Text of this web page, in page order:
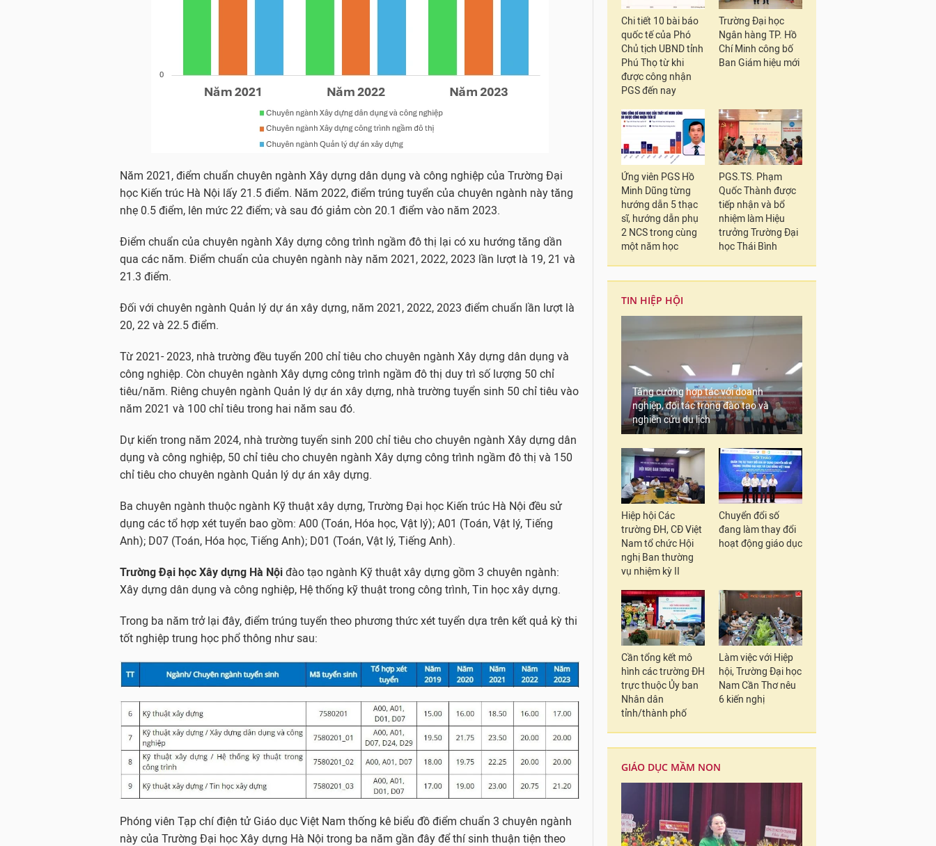
Năm 2021, điểm chuẩn chuyên ngành Xây dựng dân dụng và công nghiệp của Trường Đại
học Kiến trúc Hà Nội lấy 21.5 điểm. Năm 2022, điểm trúng tuyển của chuyên ngành này tăng
nhẹ 0.5 điểm, lên mức 22 điểm; và sau đó giảm còn 20.1 điểm vào năm 2023.
Điểm chuẩn của chuyên ngành Xây dựng công trình ngầm đô thị lại có xu hướng tăng dần
qua các năm. Điểm chuẩn của chuyên ngành này năm 2021, 2022, 2023 lần lượt là 19, 21 và
21.3 điểm.
Đối với chuyên ngành Quản lý dự án xây dựng, năm 2021, 2022, 2023 điểm chuẩn lần lượt là
20, 22 và 22.5 điểm.
Từ 2021- 2023, nhà trường đều tuyển 200 chỉ tiêu cho chuyên ngành Xây dựng dân dụng và
công nghiệp. Còn chuyên ngành Xây dựng công trình ngầm đô thị duy trì số lượng 50 chỉ
tiêu/năm. Riêng chuyên ngành Quản lý dự án xây dựng, nhà trường tuyển sinh 50 chỉ tiêu vào
năm 2021 và 100 chỉ tiêu trong hai năm sau đó.
Dự kiến trong năm 2024, nhà trường tuyển sinh 200 chỉ tiêu cho chuyên ngành Xây dựng dân
dụng và công nghiệp, 50 chỉ tiêu cho chuyên ngành Xây dựng công trình ngầm đô thị và 150
chỉ tiêu cho chuyên ngành Quản lý dự án xây dựng.
Ba chuyên ngành thuộc ngành Kỹ thuật xây dựng, Trường Đại học Kiến trúc Hà Nội đều sử
dụng các tổ hợp xét tuyển bao gồm: A00 (Toán, Hóa học, Vật lý); A01 (Toán, Vật lý, Tiếng
Anh); D07 (Toán, Hóa học, Tiếng Anh); D01 (Toán, Vật lý, Tiếng Anh).
Trường Đại học Xây dựng Hà Nội đào tạo ngành Kỹ thuật xây dựng gồm 3 chuyên ngành:
Xây dựng dân dụng và công nghiệp, Hệ thống kỹ thuật trong công trình, Tin học xây dựng.
Trong ba năm trở lại đây, điểm trúng tuyển theo phương thức xét tuyển dựa trên kết quả kỳ thi
tốt nghiệp trung học phổ thông như sau:
Phóng viên Tạp chí điện tử Giáo dục Việt Nam thống kê biểu đồ điểm chuẩn 3 chuyên ngành
này của Trường Đại học Xây dựng Hà Nội trong ba năm gần đây để thí sinh thuận tiện theo
Chi tiết 10 bài báo
quốc tế của Phó
Chủ tịch UBND tỉnh
Phú Thọ từ khi
được công nhận
PGS đến nay
Trường Đại học
Ngân hàng TP. Hồ
Chí Minh công bố
Ban Giám hiệu mới
Ứng viên PGS Hồ
Minh Dũng từng
hướng dẫn 5 thạc
sĩ, hướng dẫn phụ
2 NCS trong cùng
một năm học
PGS.TS. Phạm
Quốc Thành được
tiếp nhận và bổ
nhiệm làm Hiệu
trưởng Trường Đại
học Thái Bình
TIN HIỆP HỘI
Tăng cường hợp tác với doanh
nghiệp, đối tác trong đào tạo và
nghiên cứu du lịch
Hiệp hội Các
trường ĐH, CĐ Việt
Nam tổ chức Hội
nghị Ban thường
vụ nhiệm kỳ II
Chuyển đổi số
đang làm thay đổi
hoạt động giáo dục
Cần tổng kết mô
hình các trường ĐH
trực thuộc Ủy ban
Nhân dân
tỉnh/thành phố
Làm việc với Hiệp
hội, Trường Đại học
Nam Cần Thơ nêu
6 kiến nghị
GIÁO DỤC MẦM NON